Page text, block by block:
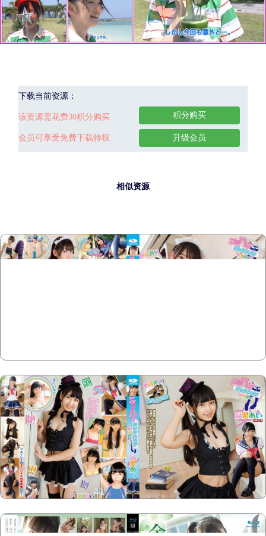
下载当前资源：
该资源需花费30积分购买
会员可享受免费下载特权
积分购买
升级会员
相似资源